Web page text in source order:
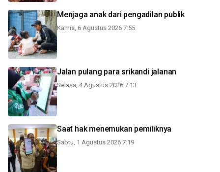
Menjaga anak dari pengadilan publik
Kamis, 6 Agustus 2026 7:55
Jalan pulang para srikandi jalanan
Selasa, 4 Agustus 2026 7:13
Saat hak menemukan pemiliknya
Sabtu, 1 Agustus 2026 7:19